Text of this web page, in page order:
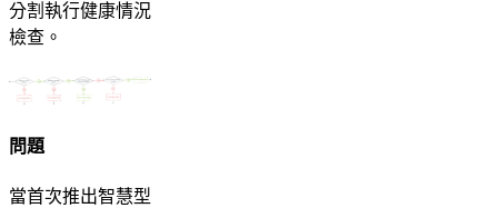
分割執行健康情況
檢查。
問題
當首次推出智慧型